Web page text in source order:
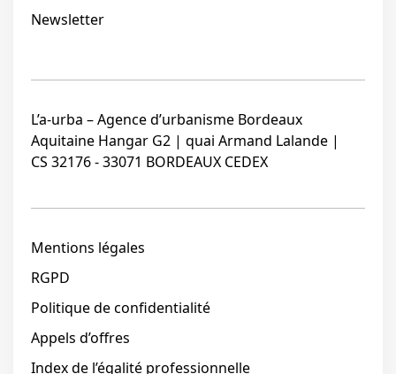
Newsletter
L’a-urba – Agence d’urbanisme Bordeaux
Aquitaine Hangar G2 | quai Armand Lalande |
CS 32176 - 33071 BORDEAUX CEDEX
Mentions légales
RGPD
Politique de confidentialité
Appels d’offres
Index de l’égalité professionnelle